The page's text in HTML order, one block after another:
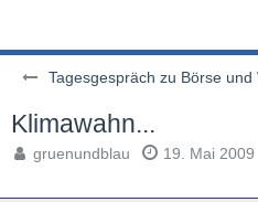
Tagesgespräch zu Börse und
Klimawahn...
gruenundblau 19. Mai 2009